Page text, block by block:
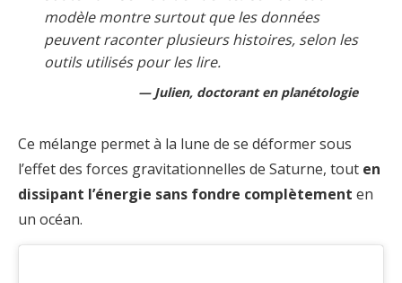
modèle montre surtout que les données
peuvent raconter plusieurs histoires, selon les
outils utilisés pour les lire.
Julien, doctorant en planétologie
Ce mélange permet à la lune de se déformer sous
l’effet des forces gravitationnelles de Saturne, tout en
dissipant l’énergie sans fondre complètement en
un océan.